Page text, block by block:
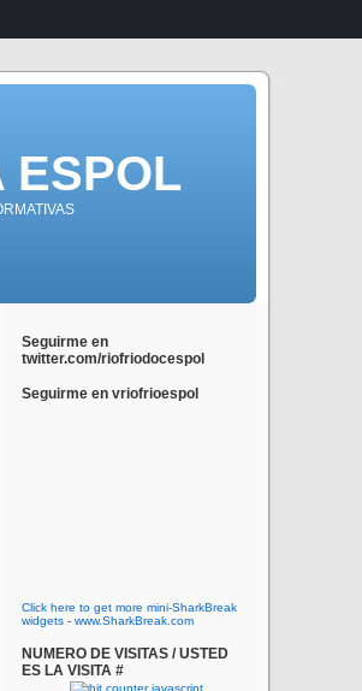
ESPOL
Seguirme en
twitter.com/riofriodocespol
Seguirme en vriofrioespol
Click here to get more mini-SharkBreak
widgets - www.SharkBreak.com
NUMERO DE VISITAS / USTED
ES LA VISITA #